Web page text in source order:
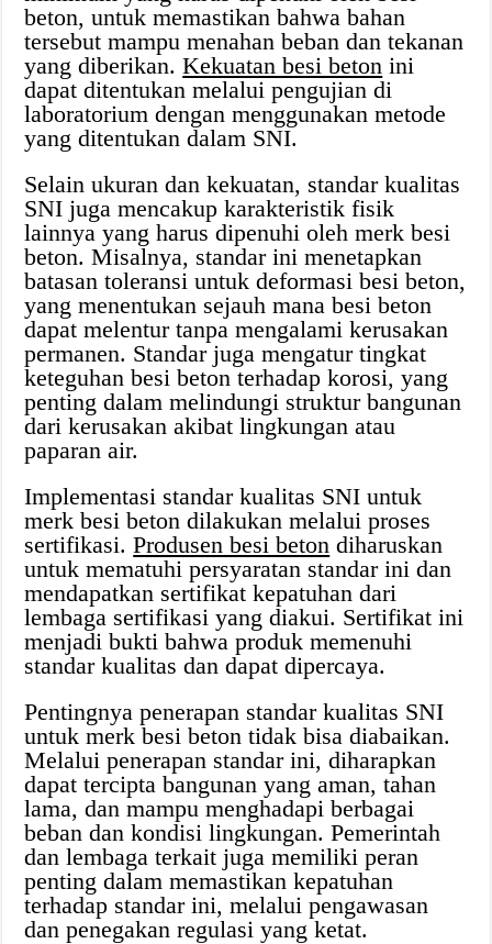
beton, untuk memastikan bahwa bahan
tersebut mampu menahan beban dan tekanan
yang diberikan.Kekuatan besi beton ini
dapat ditentukan melalui pengujian di
laboratorium dengan menggunakan metode
yang ditentukan dalam SNI.
Selain ukuran dan kekuatan, standar kualitas
SNI juga mencakup karakteristik fisik
lainnya yang harus dipenuhi oleh merk besi
beton. Misalnya, standar ini menetapkan
batasan toleransi untuk deformasi besi beton,
yang menentukan sejauh mana besi beton
dapat melentur tanpa mengalami kerusakan
permanen. Standar juga mengatur tingkat
keteguhan besi beton terhadap korosi, yang
penting dalam melindungi struktur bangunan
dari kerusakan akibat lingkungan atau
paparan air.
Implementasi standar kualitas SNI untuk
merk besi beton dilakukan melalui proses
sertifikasi.Produsen besi beton diharuskan
untuk mematuhi persyaratan standar ini dan
mendapatkan sertifikat kepatuhan dari
lembaga sertifikasi yang diakui. Sertifikat ini
menjadi bukti bahwa produk memenuhi
standar kualitas dan dapat dipercaya.
Pentingnya penerapan standar kualitas SNI
untuk merk besi beton tidak bisa diabaikan.
Melalui penerapan standar ini, diharapkan
dapat tercipta bangunan yang aman, tahan
lama, dan mampu menghadapi berbagai
beban dan kondisi lingkungan. Pemerintah
dan lembaga terkait juga memiliki peran
penting dalam memastikan kepatuhan
terhadap standar ini, melalui pengawasan
dan penegakan regulasi yang ketat.